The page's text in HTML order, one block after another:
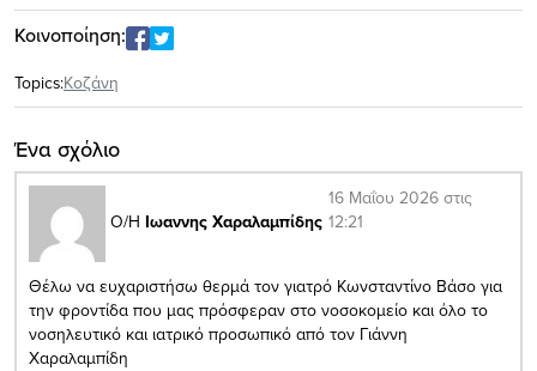
Κοινοποίηση:
Topics:Κοζάνη
Ένα σχόλιο
Ο/Η Iωαννης Χαραλαμπίδης
16 Μαΐου 2026 στις
12:21
Θέλω να ευχαριστήσω θερμά τον γιατρό Κωνσταντίνο Βάσο για
την φροντίδα που μας πρόσφεραν στο νοσοκομείο και όλο το
νοσηλευτικό και ιατρικό προσωπικό από τον Γιάννη
Χαραλαμπίδη